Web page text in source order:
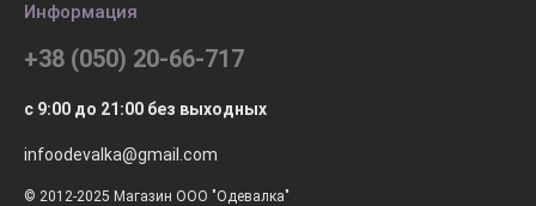
Информация
+38 (050) 20-66-717
с 9:00 до 21:00 без выходных
infoodevalka@gmail.com
© 2012-2025 Магазин ООО "Одевалка"